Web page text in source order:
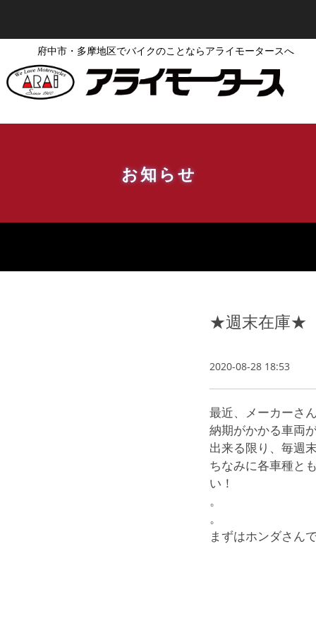
府中市・多摩地区でバイクのことならアライモータースへ
お知らせ
★週末在庫★
2020-08-28 18:53
最近、メーカーさ
納期がかかる車両
出来る限り、毎週
ちなみに各車種と
い！
。
。
まずはホンダさん